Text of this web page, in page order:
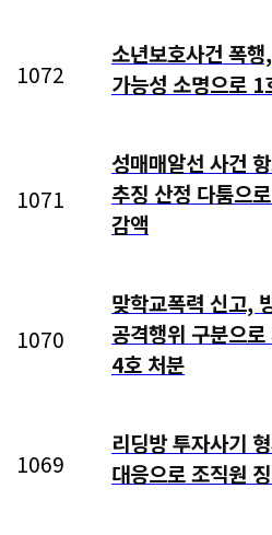
1072
소년보호사건 폭행
가능성 소명으로 1
1071
성매매알선 사건
추징 산정 다툼으
감액
1070
맞학교폭력 신고,
공격행위 구분으
4호 처분
1069
리딩방 투자사기
대응으로 조직원